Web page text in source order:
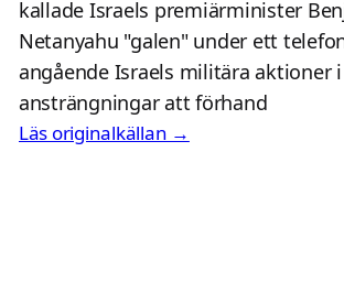
kallade Israels premiärminister
Netanyahu "galen" under ett
angående Israels militära aktioner
ansträngningar att förhand
Läs originalkällan →